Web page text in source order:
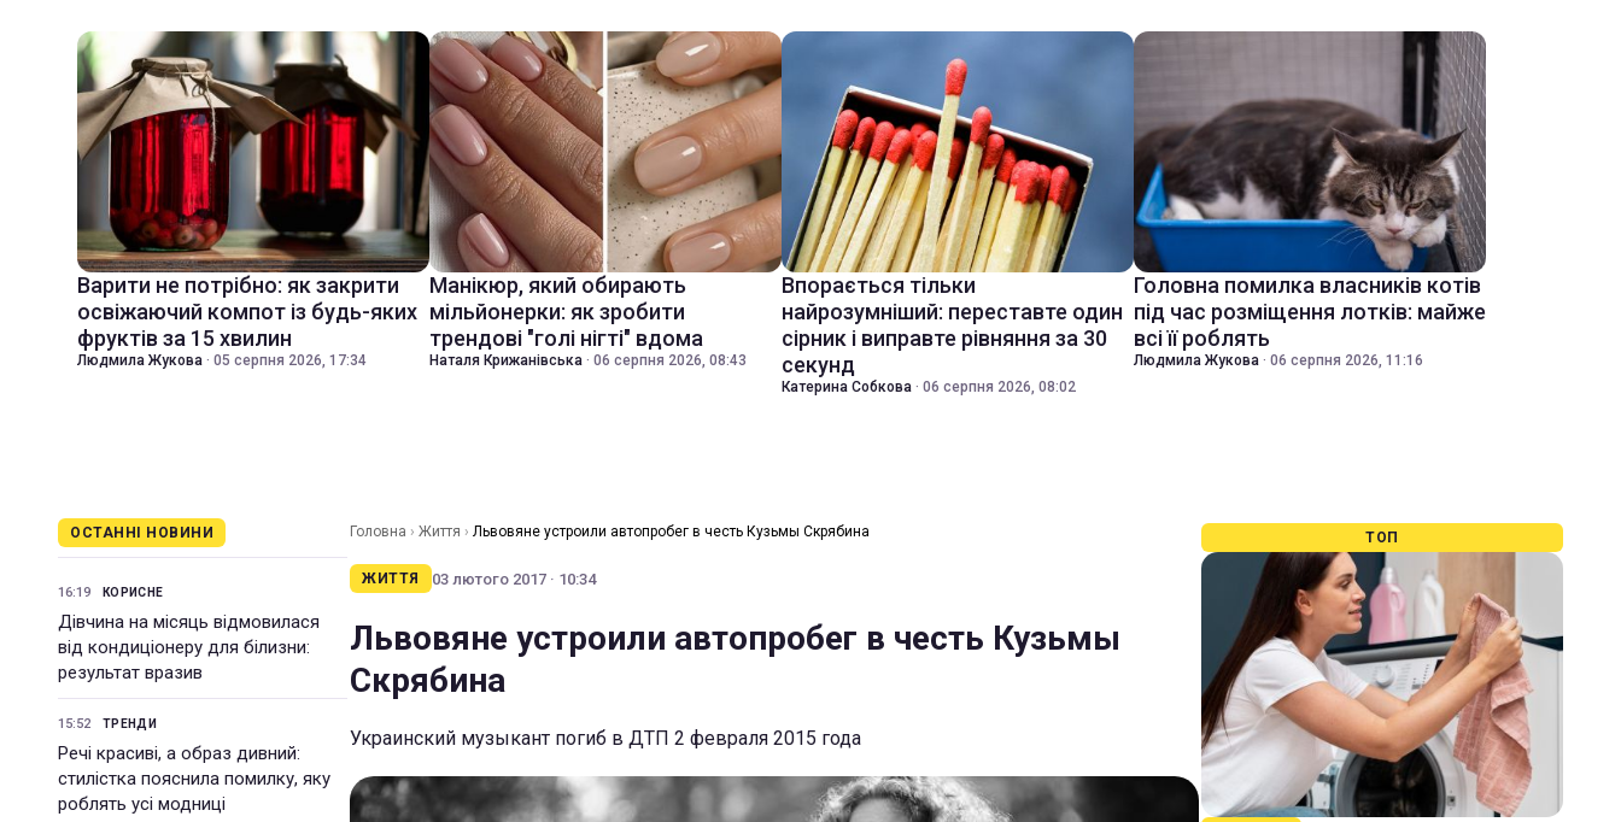
Варити не потрібно: як закрити
освіжаючий компот із будь-яких
фруктів за 15 хвилин
Людмила Жукова · 05 серпня 2026, 17:34
Манікюр, який обирають
мільйонерки: як зробити
трендові "голі нігті" вдома
Наталя Крижанівська · 06 серпня 2026, 08:43
Впорається тільки
найрозумніший: переставте один
сірник і виправте рівняння за 30
секунд
Катерина Собкова · 06 серпня 2026, 08:02
Головна помилка власників котів
під час розміщення лотків: майже
всі її роблять
Людмила Жукова · 06 серпня 2026, 11:16
ОСТАННІ НОВИНИ
16:19 КОРИСНЕ
Дівчина на місяць відмовилася
від кондиціонеру для білизни:
результат вразив
15:52 ТРЕНДИ
Речі красиві, а образ дивний:
стилістка пояснила помилку, яку
роблять усі модниці
Головна › Життя › Львовяне устроили автопробег в честь Кузьмы Скрябина
ЖИТТЯ 03 лютого 2017 · 10:34
Львовяне устроили автопробег в честь Кузьмы
Скрябина
Украинский музыкант погиб в ДТП 2 февраля 2015 года
ТОП